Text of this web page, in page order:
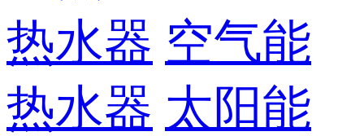
热水器 空气能
热水器 太阳能